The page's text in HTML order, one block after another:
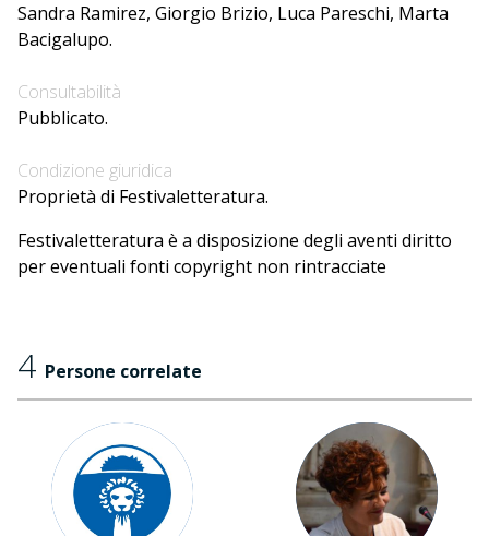
Sandra Ramirez, Giorgio Brizio, Luca Pareschi, Marta
Bacigalupo.
Consultabilità
Pubblicato.
Condizione giuridica
Proprietà di Festivaletteratura.
Festivaletteratura è a disposizione degli aventi diritto
per eventuali fonti copyright non rintracciate
4 Persone correlate